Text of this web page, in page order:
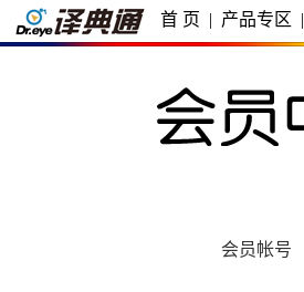
首 页 | 产品专区 |
会员帐号